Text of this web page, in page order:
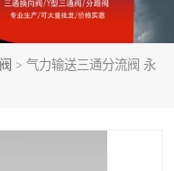
> 气力输送三通分流阀 永
管道换向阀
通换向阀
体三通阀